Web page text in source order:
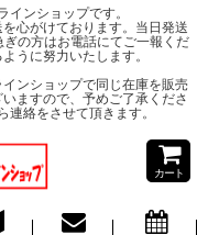
ンショップです。
心がけております。当日発送
の方はお電話にてご一報くだ
うに努力いたします。
ンショップで同じ在庫を販売
ますので、予めご了承くださ
絡をさせて頂きます。
カート